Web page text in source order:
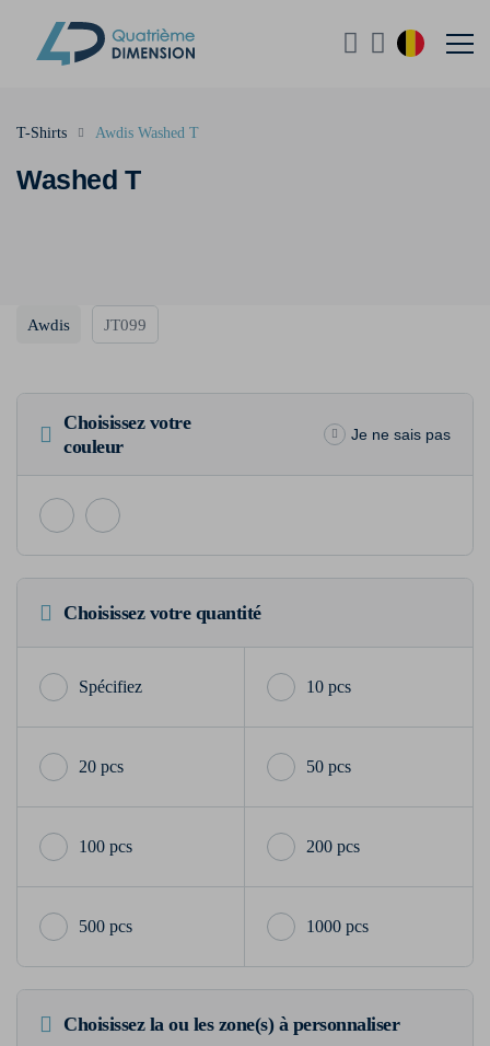
Washed T
T-Shirts Awdis Washed T
Awdis JT099
Choisissez votre
couleur
Je ne sais pas
Choisissez votre quantité
10 pcs
20 pcs 50 pcs
100 pcs 200 pcs
500 pcs 1000 pcs
Choisissez la ou les zone(s) à personnaliser